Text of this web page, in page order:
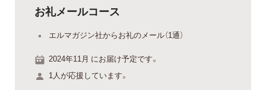
お礼メールコース
エルマガジン社からお礼のメール（1通）
2024年11月 にお届け予定です。
1人が応援しています。